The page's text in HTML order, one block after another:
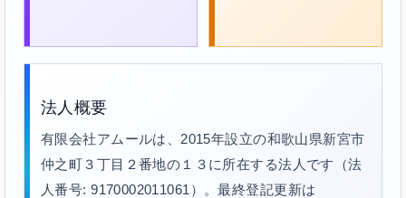
法人概要
有限会社アムールは、2015年設立の和歌山県新宮市
仲之町３丁目２番地の１３に所在する法人です（法
人番号: 9170002011061）。最終登記更新は